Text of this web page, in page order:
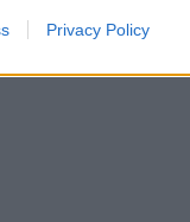
Privacy Policy